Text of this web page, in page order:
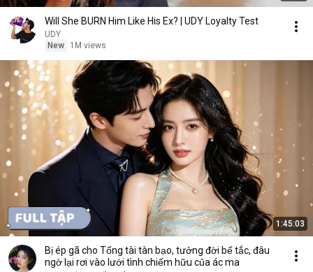
Will She BURN Him Like His Ex? | UDY Loyalty Test
UDY
New
1M views
1:45:03
Bị ép gã cho Tổng tài tàn bạo, tưởng đời bế tắc, đâu
ngờ lại rơi vào lưới tình chiếm hữu của ác ma